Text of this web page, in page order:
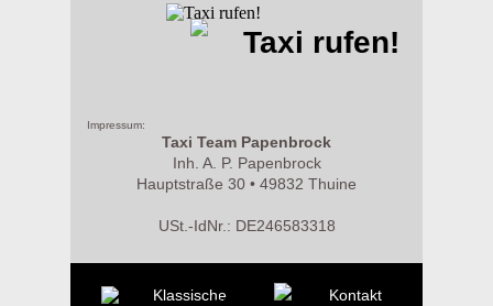
Impressum:
Taxi Team Papenbrock
Inh. A. P. Papenbrock
Hauptstraße 30 • 49832 Thuine
USt.-IdNr.: DE246583318
Taxi rufen!
Klassische
Kontakt